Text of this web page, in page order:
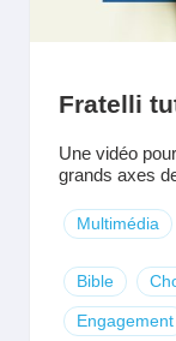
Fratelli
Une vidéo
grands axes
Multimédia
Bible
Engagement